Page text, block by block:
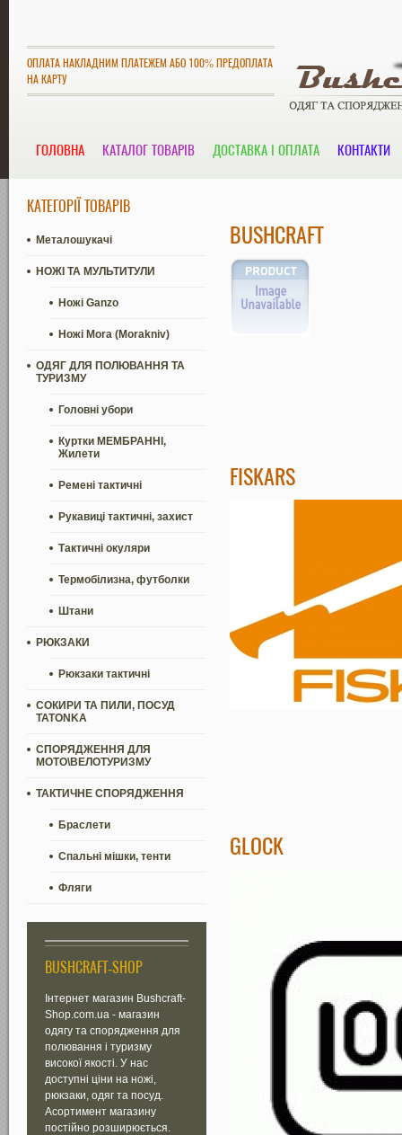
ОПЛАТА НАКЛАДНИМ ПЛАТЕЖЕМ АБО 100% ПРЕДОПЛАТА
НА КАРТУ
ГОЛОВНА КАТАЛОГ ТОВАРІВ ДОСТАВКА І ОПЛАТА КОНТАКТИ
КАТЕГОРІЇ ТОВАРІВ
Металошукачі
НОЖІ ТА МУЛЬТИТУЛИ
Ножі Ganzo
Ножі Mora (Morakniv)
ОДЯГ ДЛЯ ПОЛЮВАННЯ ТА
ТУРИЗМУ
Головні убори
Куртки МЕМБРАННІ,
Жилети
Ремені тактичні
Рукавиці тактичні, захист
Тактичні окуляри
Термобілизна, футболки
Штани
РЮКЗАКИ
Рюкзаки тактичні
СОКИРИ ТА ПИЛИ, ПОСУД
TATONKA
СПОРЯДЖЕННЯ ДЛЯ
МОТО\ВЕЛОТУРИЗМУ
ТАКТИЧНЕ СПОРЯДЖЕННЯ
Браслети
Спальні мішки, тенти
Фляги
BUSHCRAFT-SHOP
Інтернет магазин Bushcraft-
Shop.com.ua - магазин
одягу та спорядження для
полювання і туризму
високої якості. У нас
доступні ціни на ножі,
рюкзаки, одяг та посуд.
Асортимент магазину
постійно розширюється.
BUSHCRAFT
FISKARS
GLOCK